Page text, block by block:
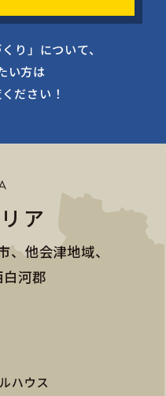
り」について、
い方は
ださい！
ア
他会津地域、
白河郡